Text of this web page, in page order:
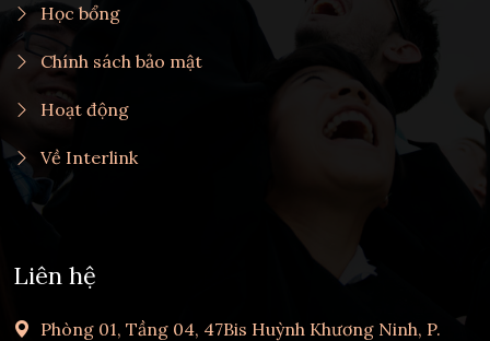
Học bổng
Chính sách bảo mật
Hoạt động
Về Interlink
Liên hệ
Phòng 01, Tầng 04, 47Bis Huỳnh Khương Ninh, P.